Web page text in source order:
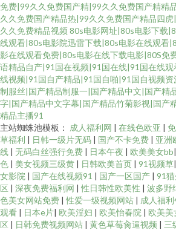
免费|99久久免费国产精|99久久免费国产精精
久久免费国产精品热|99久久免费国产精品四
久久免费精品视频 80s电影网址|80s电影下载
线观看|80s电影院迅雷下载|80s电影在线观看
影在线观看免费|80s电影在线下载电影|80S免
语精品自产|91国在视频|91国在线|91国在线
线视频|91国自产精品|91国自啪|91国自视频资
制服丝|国产精品制服一|国产精品中文|国产精
字|国产精品中文字幕|国产精品竹菊影视|国产
精品主播91
主站蜘蛛池模板： 成人福利网 | 在线色欧亚 |
草福利 | 日韩一级片无码 | 国产不卡免费 | 亚洲
线 | 无码白丝强行免费 | 日本午夜 | 欧美美女bb|
色 | 美女视频三级黄 | 日韩欧美首页 | 91视频草|
女影院 | 国产在线视频91 | 国产一区国产 | 91
区 | 深夜免费福利网 |性日韩性欧美性 | 波多野
色美女网站免费 |性爱一级视频网站 | 成人福
观看 | 日本e片| 欧美淫妇 | 欧美怡春院 | 欧美美
区 | 日韩免费视频网站 | 黄色草莓肏逼视频 | 三